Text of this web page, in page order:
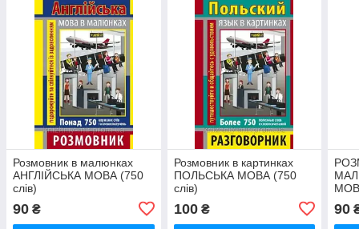
Розмовник в малюнках
АНГЛІЙСЬКА МОВА (750
слів)
90 ₴
Розмовник в картинках
ПОЛЬСЬКА МОВА (750
слів)
100₴ 90